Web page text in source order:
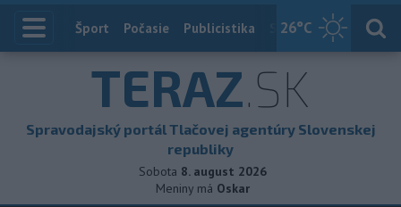
26°C
Index
Šport Počasie Publicistika Slovensko
TERAZ.SK
Spravodajský portál Tlačovej agentúry Slovenskej
republiky
Sobota 8. august 2026
Meniny má Oskar